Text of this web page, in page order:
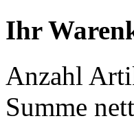
Ihr
Anzahl
Summe